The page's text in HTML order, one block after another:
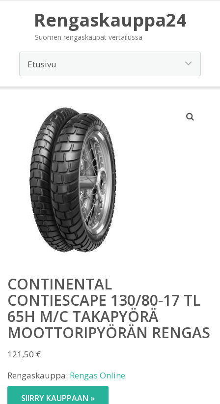
Rengaskauppa24
Suomen rengaskaupat vertailussa
CONTINENTAL
CONTIESCAPE 130/80-17 TL
65H M/C TAKAPYÖRÄ
MOOTTORIPYÖRÄN RENGAS
121,50 €
Rengaskauppa: Rengas Online
SIIRRY KAUPPAAN »